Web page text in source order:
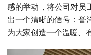
感的举动，将公司对员
出一个清晰的信号：誉
为大家创造一个温暖、